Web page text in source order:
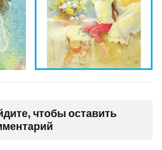
чтобы оставить